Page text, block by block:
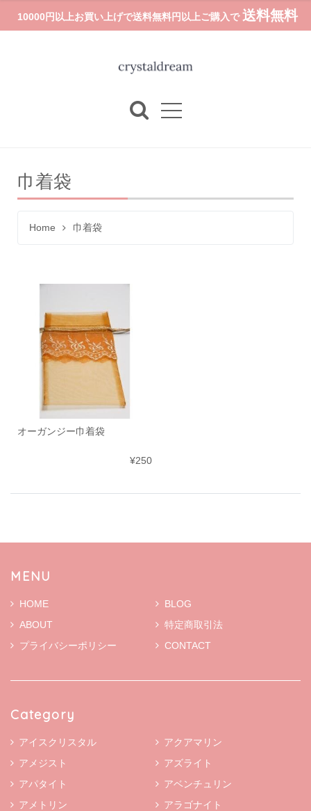
10000円以上お買い上げで送料無料円以上ご購入で 送料無料
巾着袋
Home 巾着袋
オーガンジー巾着袋
¥250
MENU
HOME
BLOG
ABOUT
特定商取引法
プライバシーポリシー
CONTACT
Category
アイスクリスタル
アクアマリン
アメジスト
アズライト
アパタイト
アベンチュリン
アメトリン
アラゴナイト